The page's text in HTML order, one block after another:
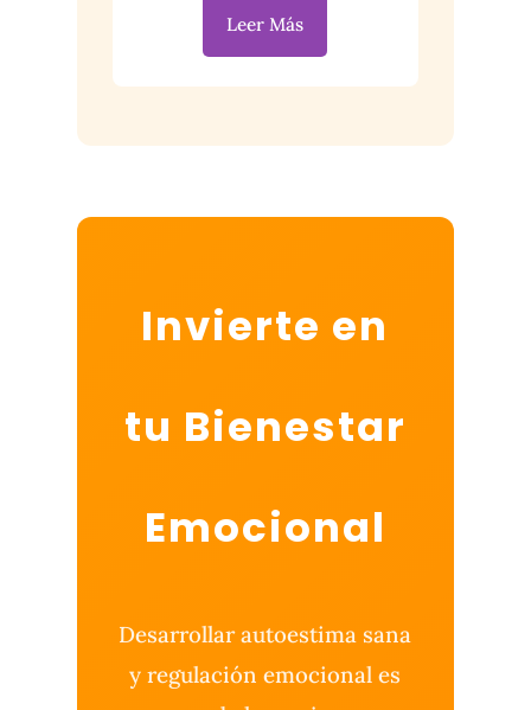
Leer Más
Invierte en
tu Bienestar
Emocional
Desarrollar autoestima sana
y regulación emocional es